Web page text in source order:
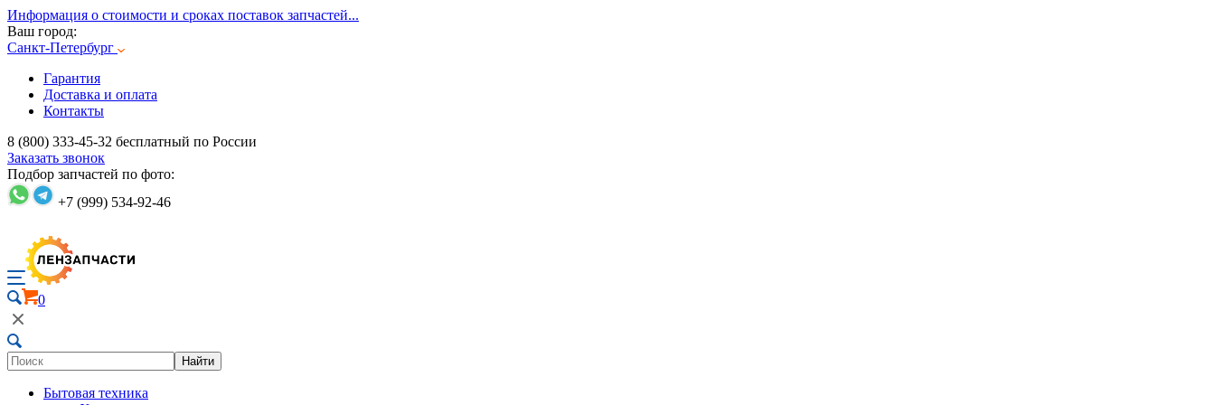
Информация о стоимости и сроках поставок запчастей...
Ваш город:
Санкт-Петербург
Гарантия
Доставка и оплата
Контакты
8 (800) 333-45-32 бесплатный по России
Заказать звонок
Подбор запчастей по фото:
+7 (999) 534-92-46
0
Найти
Бытовая техника